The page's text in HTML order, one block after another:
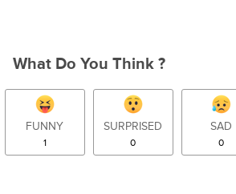
What Do You Think ?
FUNNY
1
SURPRISED
0
SAD
0